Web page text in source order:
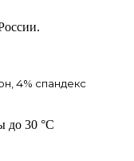
4% спандекс
до 30 °C